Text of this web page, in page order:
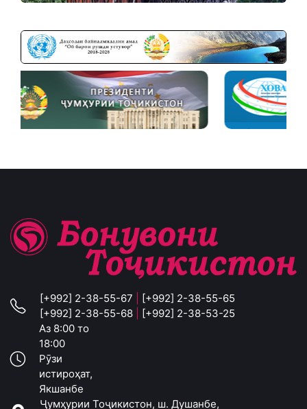
[+992] 2-38-55-67
[+992] 2-38-55-65
[+992] 2-38-55-68
[+992] 2-38-53-25
Аз 8:00 то
18:00
Рӯзи
истироҳат,
Якшанбе
Ҷумҳурии Тоҷикистон, ш. Душанбе,